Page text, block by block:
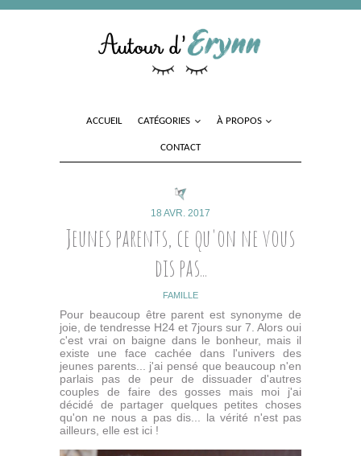
CATÉGORIES
18 AVR. 2017
Jeunes parents, ce qu'on ne vous
dis pas...
FAMILLE
Pour beaucoup être parent est synonyme de
joie, de tendresse H24 et 7jours sur 7. Alors oui
c'est vrai on baigne dans le bonheur, mais il
existe une face cachée dans l'univers des
jeunes parents... j'ai pensé que beaucoup n'en
parlais pas de peur de dissuader d'autres
couples de faire des gosses mais moi j'ai
décidé de partager quelques petites choses
qu'on ne nous a pas dis... la vérité n'est pas
ailleurs, elle est ici !